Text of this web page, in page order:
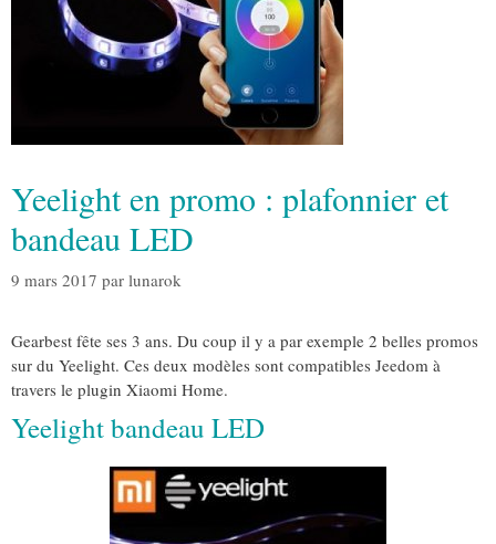
Yeelight en promo : plafonnier et
bandeau LED
9 mars 2017 par lunarok
Gearbest fête ses 3 ans. Du coup il y a par exemple 2 belles promos
sur du Yeelight. Ces deux modèles sont compatibles Jeedom à
travers le plugin Xiaomi Home.
Yeelight bandeau LED